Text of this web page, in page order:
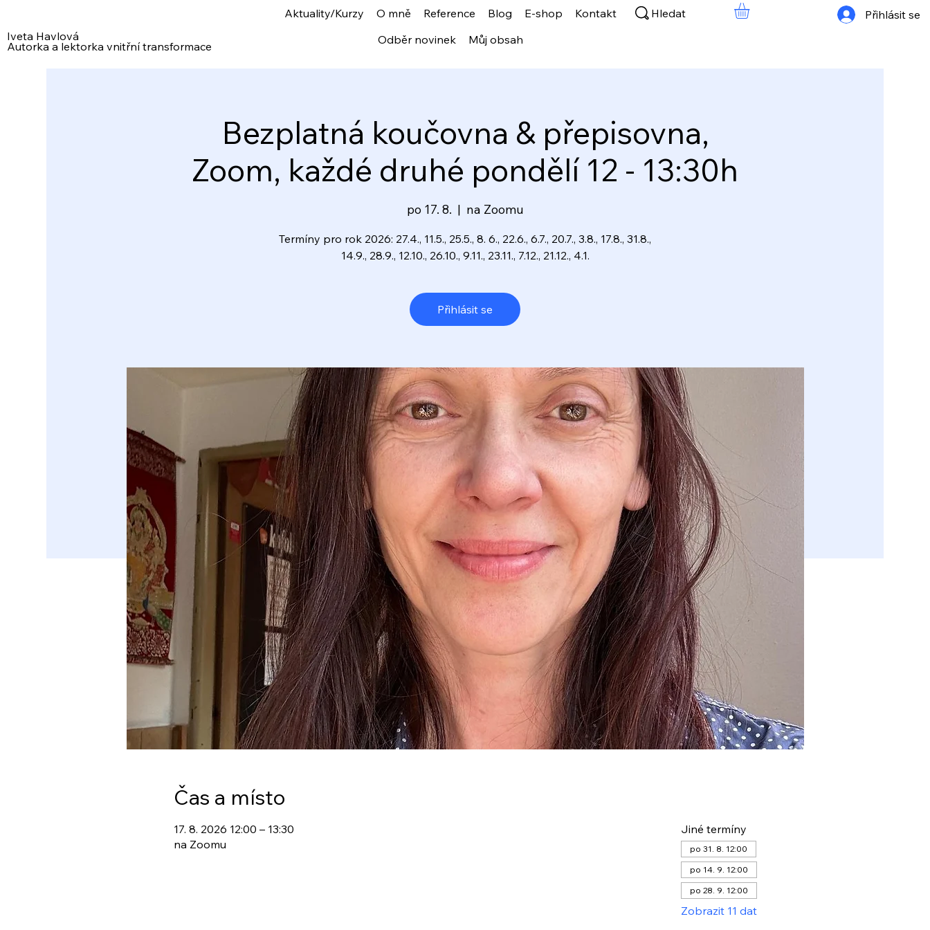
Iveta Havlová
Autorka a lektorka vnitřní transformace
Aktuality/Kurzy O mně Reference Blog E-shop
Kontakt
Odběr novinek
Můj obsah
Přihlásit se
Hledat
Bezplatná koučovna & přepisovna,
Zoom, každé druhé pondělí 12 - 13:30h
po 17. 8.
  |
na Zoomu
Termíny pro rok 2026: 27.4., 11.5., 25.5., 8. 6., 22.6., 6.7., 20.7., 3.8., 17.8., 31.8.,
14.9., 28.9., 12.10., 26.10., 9.11., 23.11., 7.12., 21.12., 4.1.
Přihlásit se
Čas a místo
17. 8. 2026 12:00 – 13:30
na Zoomu
Jiné termíny
po 31. 8. 12:00
po 14. 9. 12:00
po 28. 9. 12:00
Zobrazit 11 dat